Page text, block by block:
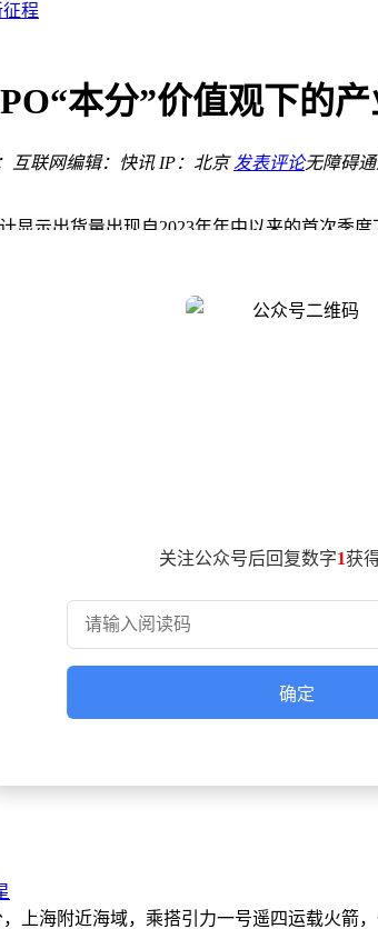
程
行时
将亮相并开启预订
心动力
度提升功耗降低
险
本分”价值观下的
互联网编辑：快讯 IP：北京 发表评论无障碍
显示出货量出现自2023年年中以来的首次季
仅稳居国内市场前三，更成为观察产业链协
业界的战略抉择。当行业普遍沉浸在功能机
方式，OPPO用两年时间完成转型阵痛，这
业共识。
创了"非典型甲方"的协作范式。2023年消费
精益生产体系，并派遣专家团队驻厂指导
合能力。在Find N6研发过程中，企业牵头
打印技术使铰链平整度提升75%。这种深
特殊需求，OPPO与丘钛科技打破传统代工
"的Find X9 Ultra。这种不计短期得失的研发
链条创新。OPPO通过二十年实践证明，当
产业共同体模式，或许正是穿越周期的关键
关注公众号后回复数字1获
确定
上海附近海域，乘搭引力一号遥四运载火